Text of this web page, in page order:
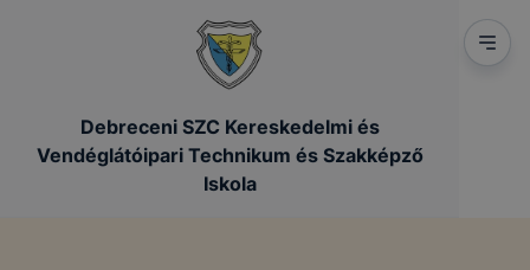
Debreceni SZC Kereskedelmi és
Vendéglátóipari Technikum és Szakképző
Iskola